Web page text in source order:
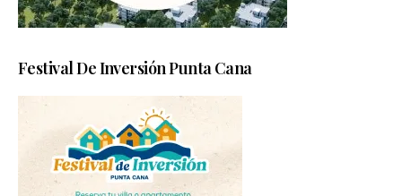
Festival De Inversión Punta Cana